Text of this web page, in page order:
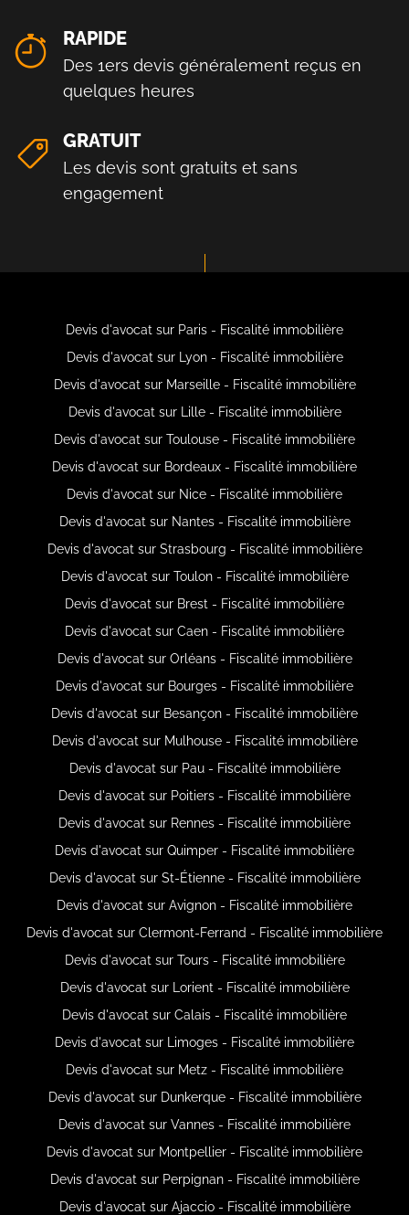
RAPIDE
Des 1ers devis généralement reçus en
quelques heures
GRATUIT
Les devis sont gratuits et sans
engagement
Devis d'avocat sur Paris - Fiscalité immobilière
Devis d'avocat sur Lyon - Fiscalité immobilière
Devis d'avocat sur Marseille - Fiscalité immobilière
Devis d'avocat sur Lille - Fiscalité immobilière
Devis d'avocat sur Toulouse - Fiscalité immobilière
Devis d'avocat sur Bordeaux - Fiscalité immobilière
Devis d'avocat sur Nice - Fiscalité immobilière
Devis d'avocat sur Nantes - Fiscalité immobilière
Devis d'avocat sur Strasbourg - Fiscalité immobilière
Devis d'avocat sur Toulon - Fiscalité immobilière
Devis d'avocat sur Brest - Fiscalité immobilière
Devis d'avocat sur Caen - Fiscalité immobilière
Devis d'avocat sur Orléans - Fiscalité immobilière
Devis d'avocat sur Bourges - Fiscalité immobilière
Devis d'avocat sur Besançon - Fiscalité immobilière
Devis d'avocat sur Mulhouse - Fiscalité immobilière
Devis d'avocat sur Pau - Fiscalité immobilière
Devis d'avocat sur Poitiers - Fiscalité immobilière
Devis d'avocat sur Rennes - Fiscalité immobilière
Devis d'avocat sur Quimper - Fiscalité immobilière
Devis d'avocat sur St-Étienne - Fiscalité immobilière
Devis d'avocat sur Avignon - Fiscalité immobilière
Devis d'avocat sur Clermont-Ferrand - Fiscalité immobilière
Devis d'avocat sur Tours - Fiscalité immobilière
Devis d'avocat sur Lorient - Fiscalité immobilière
Devis d'avocat sur Calais - Fiscalité immobilière
Devis d'avocat sur Limoges - Fiscalité immobilière
Devis d'avocat sur Metz - Fiscalité immobilière
Devis d'avocat sur Dunkerque - Fiscalité immobilière
Devis d'avocat sur Vannes - Fiscalité immobilière
Devis d'avocat sur Montpellier - Fiscalité immobilière
Devis d'avocat sur Perpignan - Fiscalité immobilière
Devis d'avocat sur Ajaccio - Fiscalité immobilière